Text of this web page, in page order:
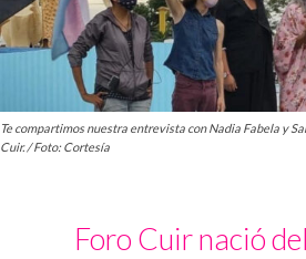
Te compartimos nuestra entrevista con Nadia Fabela y
Cuir. / Foto: Cortesía
Foro Cuir nació